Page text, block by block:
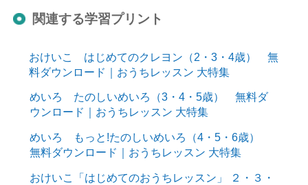
関連する学習プリント
おけいこ はじめてのクレヨン（2・3・4歳） 無
料ダウンロード｜おうちレッスン 大特集
めいろ たのしいめいろ（3・4・5歳） 無料ダ
ウンロード｜おうちレッスン 大特集
めいろ もっと!たのしいめいろ（4・5・6歳）
無料ダウンロード｜おうちレッスン 大特集
おけいこ「はじめてのおうちレッスン」 ２・３・